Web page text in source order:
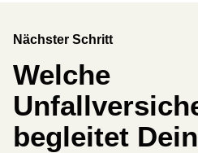
Nächster Schritt
Welche
begleitet